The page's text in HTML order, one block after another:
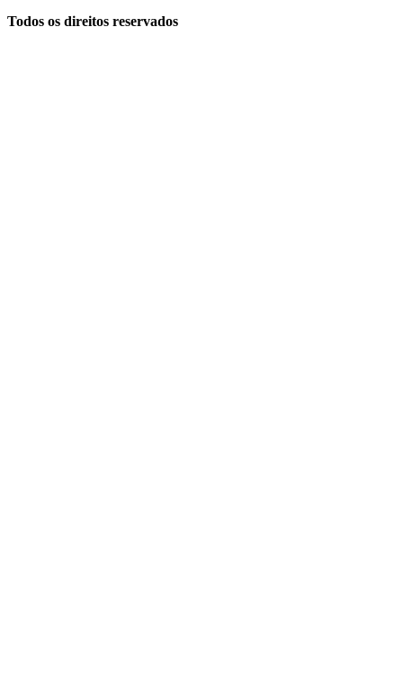
Todos os direitos reservados